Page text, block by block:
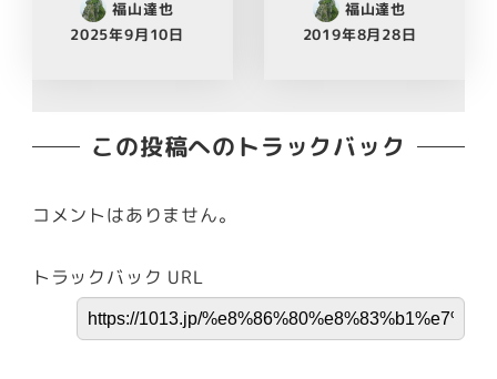
福山達也
2025年9月10日
福山達也
2019年8月28日
この投稿へのトラックバック
コメントはありません。
トラックバック URL